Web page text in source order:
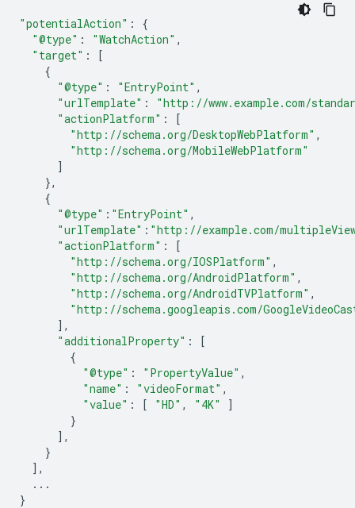
"potentialAction" :
{
"@type" : "WatchAction" ,
"target" :
[
{
"@type" : "EntryPoint" ,
"urlTemplate" :
"http://www.example.com/
"actionPlatform" :
[
"http://schema.org/DesktopWebPlatform" ,
"http://schema.org/MobileWebPlatform"
]
},
{
"@type" : "EntryPoint" ,
"urlTemplate" : "http://example.com/
"actionPlatform" :
[
"http://schema.org/IOSPlatform" ,
"http://schema.org/AndroidPlatform" ,
"http://schema.org/AndroidTVPlatform" ,
"http://schema.googleapis.com/
],
"additionalProperty" :
[
{
"@type" : "PropertyValue" ,
"name" : "videoFormat" ,
"value" : [ "HD" , "4K"
]
}
],
}
],
...
}